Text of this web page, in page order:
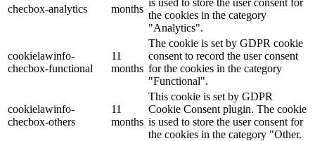
checbox-analytics
months
the cookies in the category
"Analytics".
cookielawinfo-
checbox-functional
11
months
The cookie is set by GDPR cookie
consent to record the user consent
for the cookies in the category
"Functional".
cookielawinfo-
checbox-others
11
months
This cookie is set by GDPR
Cookie Consent plugin. The cookie
is used to store the user consent for
the cookies in the category "Other.